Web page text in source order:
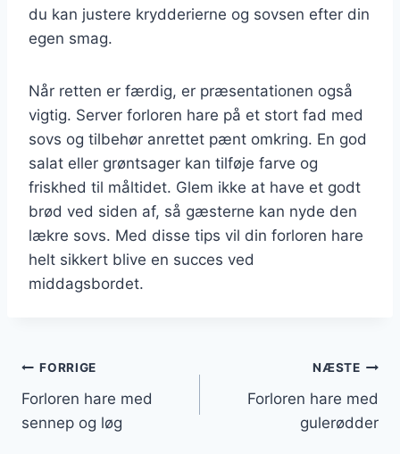
du kan justere krydderierne og sovsen efter din
egen smag.
Når retten er færdig, er præsentationen også
vigtig. Server forloren hare på et stort fad med
sovs og tilbehør anrettet pænt omkring. En god
salat eller grøntsager kan tilføje farve og
friskhed til måltidet. Glem ikke at have et godt
brød ved siden af, så gæsterne kan nyde den
lækre sovs. Med disse tips vil din forloren hare
helt sikkert blive en succes ved
middagsbordet.
Indlægsnavigation
FORRIGE
Forloren hare med
sennep og løg
NÆSTE
Forloren hare med
gulerødder